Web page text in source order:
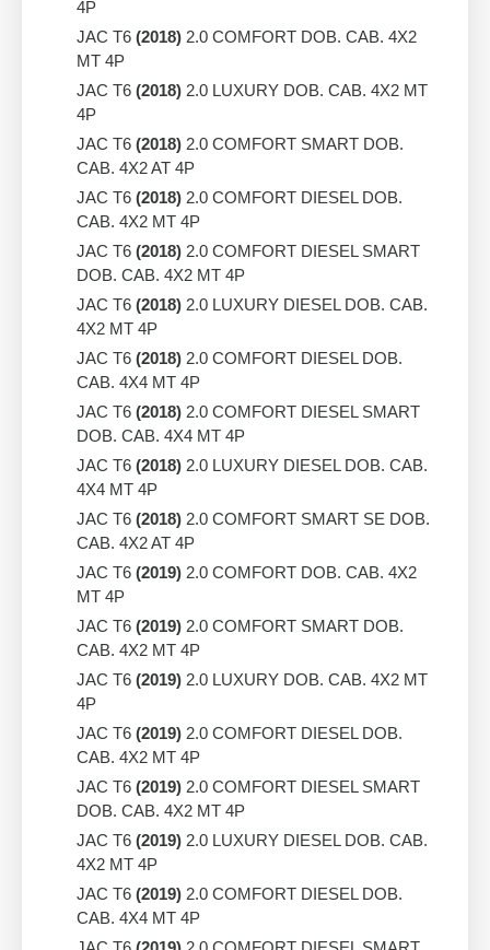
4P
JAC T6 (2018) 2.0 COMFORT DOB. CAB. 4X2
MT 4P
JAC T6 (2018) 2.0 LUXURY DOB. CAB. 4X2 MT
4P
JAC T6 (2018) 2.0 COMFORT SMART DOB.
CAB. 4X2 AT 4P
JAC T6 (2018) 2.0 COMFORT DIESEL DOB.
CAB. 4X2 MT 4P
JAC T6 (2018) 2.0 COMFORT DIESEL SMART
DOB. CAB. 4X2 MT 4P
JAC T6 (2018) 2.0 LUXURY DIESEL DOB. CAB.
4X2 MT 4P
JAC T6 (2018) 2.0 COMFORT DIESEL DOB.
CAB. 4X4 MT 4P
JAC T6 (2018) 2.0 COMFORT DIESEL SMART
DOB. CAB. 4X4 MT 4P
JAC T6 (2018) 2.0 LUXURY DIESEL DOB. CAB.
4X4 MT 4P
JAC T6 (2018) 2.0 COMFORT SMART SE DOB.
CAB. 4X2 AT 4P
JAC T6 (2019) 2.0 COMFORT DOB. CAB. 4X2
MT 4P
JAC T6 (2019) 2.0 COMFORT SMART DOB.
CAB. 4X2 MT 4P
JAC T6 (2019) 2.0 LUXURY DOB. CAB. 4X2 MT
4P
JAC T6 (2019) 2.0 COMFORT DIESEL DOB.
CAB. 4X2 MT 4P
JAC T6 (2019) 2.0 COMFORT DIESEL SMART
DOB. CAB. 4X2 MT 4P
JAC T6 (2019) 2.0 LUXURY DIESEL DOB. CAB.
4X2 MT 4P
JAC T6 (2019) 2.0 COMFORT DIESEL DOB.
CAB. 4X4 MT 4P